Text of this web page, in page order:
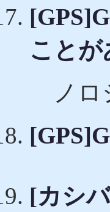
こと
ノロ
[カシ